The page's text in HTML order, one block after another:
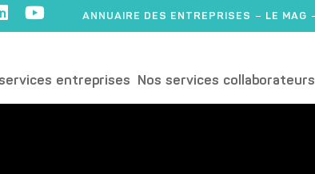
ANNUAIRE DES ENTREPRISES LE MAG
entreprises Nos services collaborateurs